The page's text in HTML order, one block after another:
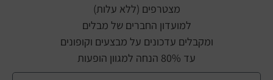
הופעות חיות
הצגות תיאטרון
מצטרפים (ללא עלות)
למועדון החברים של מבלים
ומקבלים עדכונים על מבצעים וקופונים
עד 80% הנחה למגוון הופעות